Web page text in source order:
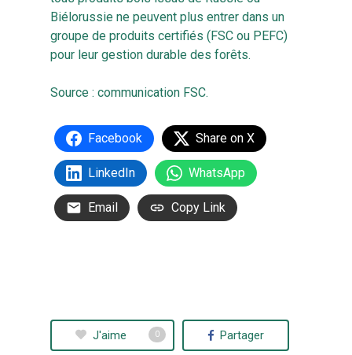
Biélorussie ne peuvent plus entrer dans un
groupe de produits certifiés (FSC ou PEFC)
pour leur gestion durable des forêts.
Source : communication FSC.
Facebook Share on X
LinkedIn WhatsApp
Email Copy Link
J'aime 0 Partager